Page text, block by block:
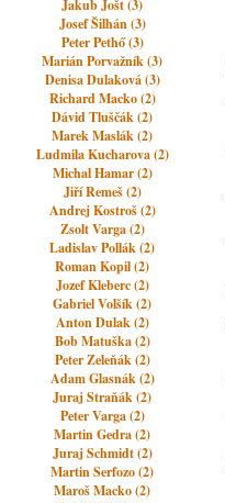
Jakub Jošt (3)
Josef Šilhán (3)
Peter Pethő (3)
Marián Porvažník (3)
Denisa Dulaková (3)
Richard Macko (2)
Dávid Tluščák (2)
Marek Maslák (2)
Ludmila Kucharova (2)
Michal Hamar (2)
Jiří Remeš (2)
Andrej Kostroš (2)
Zsolt Varga (2)
Ladislav Pollák (2)
Roman Kopil (2)
Jozef Kleberc (2)
Gabriel Volšík (2)
Anton Dulak (2)
Bob Matuška (2)
Peter Zeleňák (2)
Adam Glasnák (2)
Juraj Straňák (2)
Peter Varga (2)
Martin Gedra (2)
Juraj Schmidt (2)
Martin Serfozo (2)
Maroš Macko (2)